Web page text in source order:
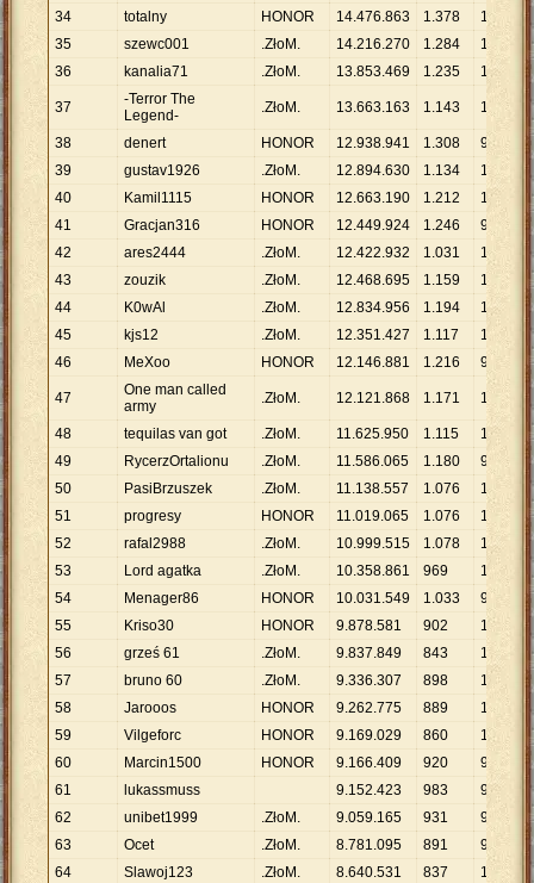
34
totalny HONOR 14.476.863 1.378 10
35
szewc001 .ZłoM. 14.216.270 1.284 11
072
36
kanalia71 .ZłoM. 13.853.469 1.235 11.
37
-Terror The
Legend-
.ZłoM. 13.663.163 1.143 11 954
38 denert HONOR 12.938.941 1.308 9.892
39
gustav1926 .ZłoM. 12.894.630 1.134 11
371
40
Kamil1115 HONOR 12.663.190 1.212 10
41
Gracjan316 HONOR 12.449.924 1.246 9
992
42
ares2444 .ZłoM. 12.422.932 1.031 12
43
zouzik .ZłoM. 12.468.695 1.159 10
758
44
K0wAl .ZłoM. 12.834.956 1.194 10.
45
kjs12 .ZłoM. 12.351.427 1.117 11
058
46
MeXoo HONOR 12.146.881 1.216 9
47
One man called
army
.ZłoM. 12.121.868 1.171 10 352
48 tequilas van got .ZłoM. 11.625.950 1.115 10
49
RycerzOrtalionu .ZłoM. 11.586.065 1.180 9
819
50
PasiBrzuszek .ZłoM. 11.138.557 1.076 10
51
progresy HONOR 11.019.065 1.076 10
241
52
rafal2988 .ZłoM. 10.999.515 1.078 10
53
Lord agatka .ZłoM. 10.358.861 969 10 .
54
Menager86 HONOR 10.031.549 1.033 9
55
Kriso30 HONOR 9.878.581 902 10 952
56
grześ 61 .ZłoM. 9.837.849 843 11
670
57
bruno 60 .ZłoM. 9.336.307 898 10
58
Jarooos HONOR 9.262.775 889 10
419
59
Vilgeforc HONOR 9.169.029 860 10
60
Marcin1500 HONOR 9.166.409 920 9
61
lukassmuss 9.152.423 983 9 .311
62
unibet1999 .ZłoM. 9.059.165 931 9
731
63
Ocet .ZłoM. 8.781.095 891 9 855
64
Slawoj123 .ZłoM. 8.640.531 837 10